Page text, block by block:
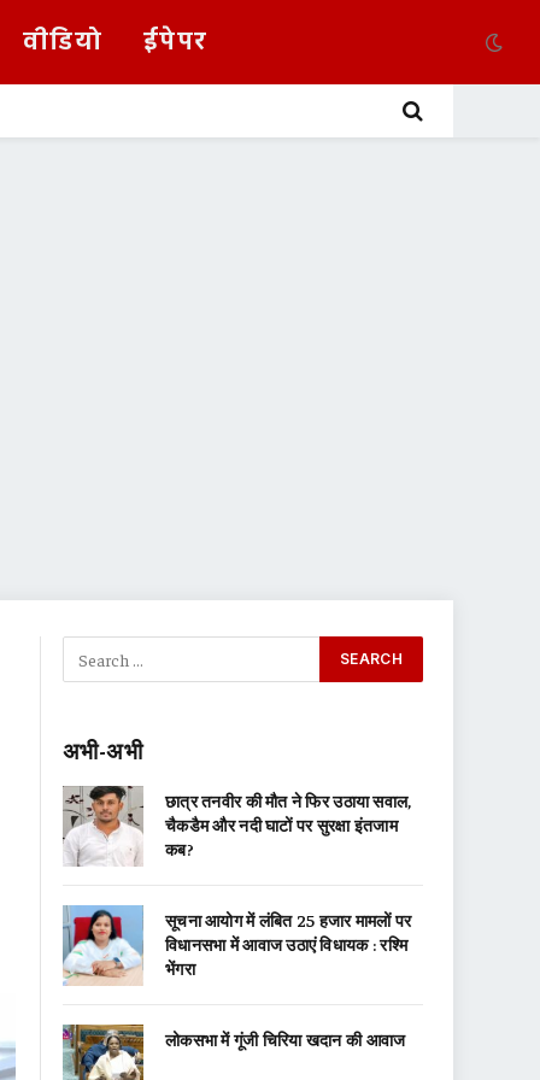
वीडियो ईपेपर
अभी-अभी
छात्र तनवीर की मौत ने फिर उठाया सवाल,
चैकडैम और नदी घाटों पर सुरक्षा इंतजाम
कब?
सूचना आयोग में लंबित 25 हजार मामलों पर
विधानसभा में आवाज उठाएं विधायक : रश्मि
भेंगरा
लोकसभा में गूंजी चिरिया खदान की आवाज